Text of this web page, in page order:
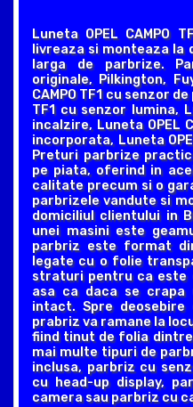
Luneta OPEL CAMPO
livreaza si monteaza la
larga de parbrize.
originale, Pilkington,
CAMPO TF1 cu senzor
TF1 cu senzor lumina,
incalzire, Luneta OPEL
incorporata, Luneta
Preturi parbrize
pe piata, oferind in
calitate precum si o
parbrizele vandute si
domiciliul clientului in
unei masini este
parbriz este format
legate cu o folie
straturi pentru ca este
asa ca daca se
intact. Spre
prabriz va ramane la
fiind tinut de folia
mai multe tipuri de
inclusa, parbriz cu
cu head-up display,
camera sau parbriz cu